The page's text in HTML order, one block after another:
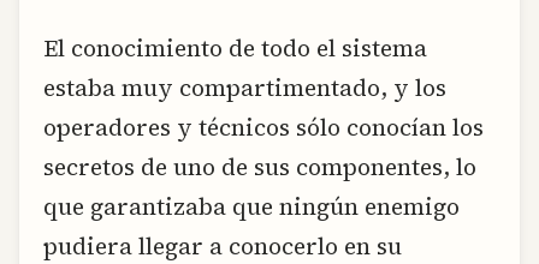
El conocimiento de todo el sistema
estaba muy compartimentado, y los
operadores y técnicos sólo conocían los
secretos de uno de sus componentes, lo
que garantizaba que ningún enemigo
pudiera llegar a conocerlo en su